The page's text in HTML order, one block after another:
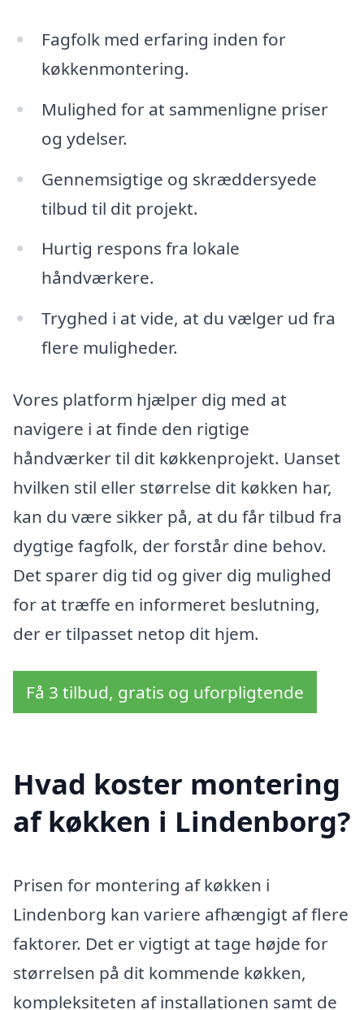
Fagfolk med erfaring inden for
køkkenmontering.
Mulighed for at sammenligne priser
og ydelser.
Gennemsigtige og skræddersyede
tilbud til dit projekt.
Hurtig respons fra lokale
håndværkere.
Tryghed i at vide, at du vælger ud fra
flere muligheder.
Vores platform hjælper dig med at
navigere i at finde den rigtige
håndværker til dit køkkenprojekt. Uanset
hvilken stil eller størrelse dit køkken har,
kan du være sikker på, at du får tilbud fra
dygtige fagfolk, der forstår dine behov.
Det sparer dig tid og giver dig mulighed
for at træffe en informeret beslutning,
der er tilpasset netop dit hjem.
Få 3 tilbud, gratis og uforpligtende
Hvad koster montering
af køkken i Lindenborg?
Prisen for montering af køkken i
Lindenborg kan variere afhængigt af flere
faktorer. Det er vigtigt at tage højde for
størrelsen på dit kommende køkken,
kompleksiteten af installationen samt de